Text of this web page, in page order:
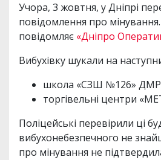
Учора, 3 жовтня, у Дніпрі
повідомлення про
повідомляє «Дніпро
Вибухівку шукали на
школа «СЗШ №126»
торгівельні центри
Поліцейські перевірили ці
вибухонебезпечного не
про мінування не